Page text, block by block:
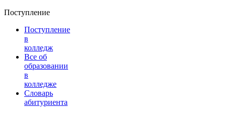
Поступление
Поступление
в
колледж
Все об
образовании
в
колледже
Словарь
абитуриента